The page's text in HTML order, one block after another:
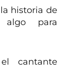
historia de
para
cantante